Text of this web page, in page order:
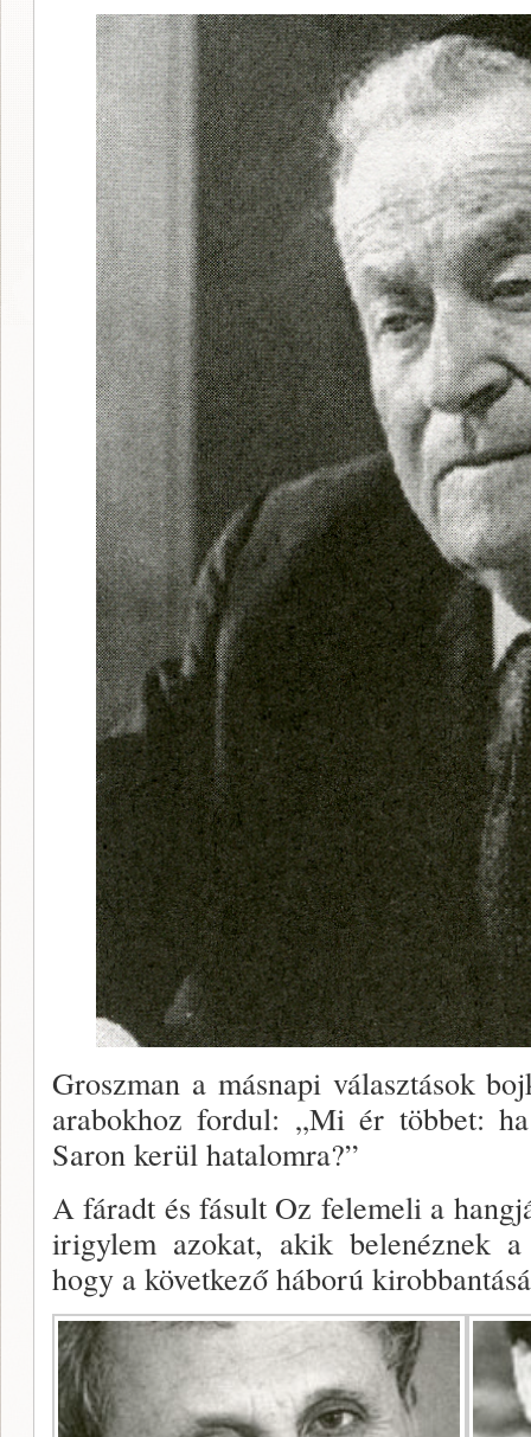
Groszman a másnapi választások
arabokhoz fordul: „Mi ér többet:
Saron kerül hatalomra?”
A fáradt és fásult Oz felemeli a
irigylem azokat, akik belenéznek
hogy a következő hábo­rú